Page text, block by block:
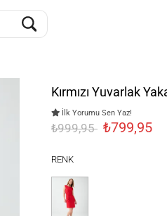
Kırmızı Yuvarlak
İlk Yorumu Sen Yaz!
₺999,95 ₺799,95
RENK